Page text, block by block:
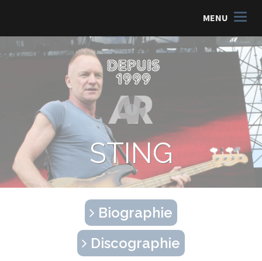
MENU
STING
Biographie
Discographie